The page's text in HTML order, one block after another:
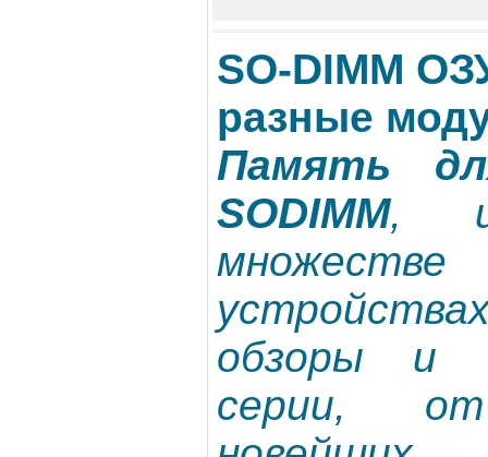
SO-DIMM
разные
Память
SODIMM,
обзоры и
серии,